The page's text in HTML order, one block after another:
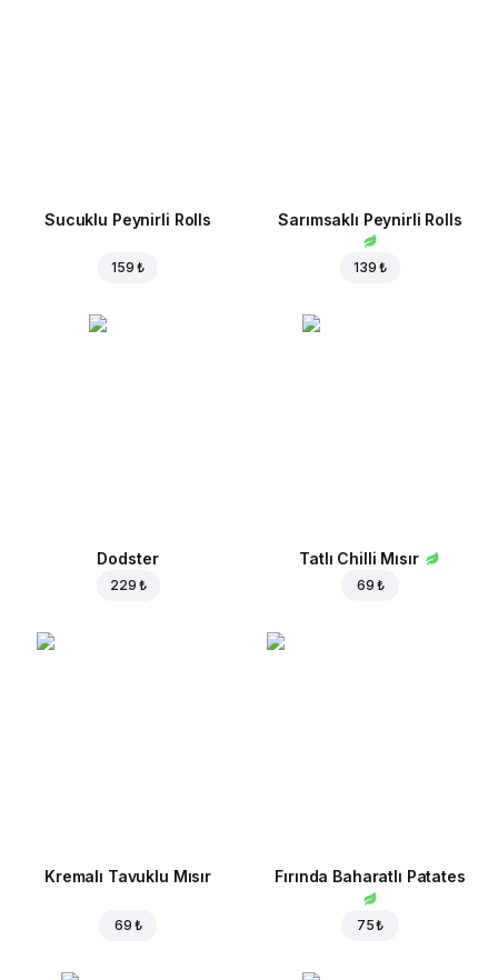
Sucuklu Peynirli Rolls
159 ₺
Sarımsaklı Peynirli Rolls
139 ₺
Dodster
229 ₺
Tatlı Chilli Mısır
69 ₺
Kremalı Tavuklu Mısır
69 ₺
Fırında Baharatlı Patates
75 ₺